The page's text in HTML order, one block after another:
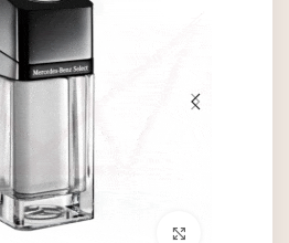
برای بزرگنمایی کلیک کنید